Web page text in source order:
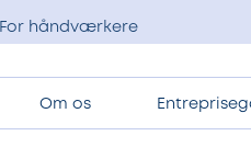
For håndværkere
Om os